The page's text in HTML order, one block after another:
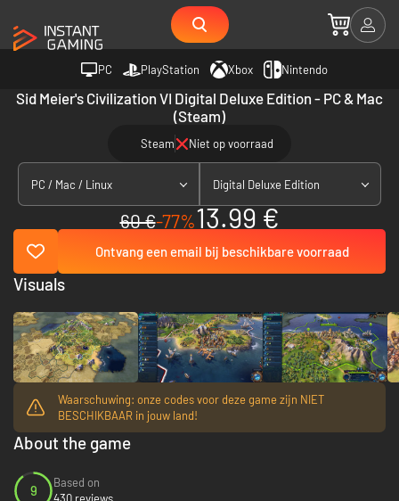
PC PlayStation Xbox Nintendo
Sid Meier's Civilization VI Digital Deluxe Edition - PC & Mac
(Steam)
Steam Niet op voorraad
PC / Mac / Linux Digital Deluxe Edition
60 €-77%13.99 €
Ontvang een email bij beschikbare voorraad
Waarschuwing: onze codes voor deze game zijn NIET
BESCHIKBAAR in jouw land!
About the game
9
Based on
Visuals